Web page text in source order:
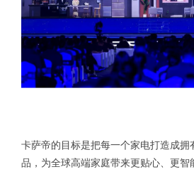
卡萨帝的目标是把每一个家电打造成拥
品，为全球高端家庭带来更贴心、更智